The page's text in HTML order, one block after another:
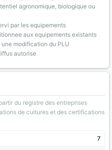
agronomique, biologique ou
par les equipements
aux equipements existants
modification du PLU
autorise
du registre des entreprises
de cultures et des certifications
7